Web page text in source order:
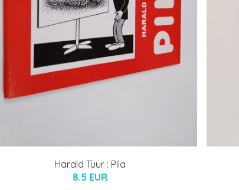
Harald Tüür : Pila
8.5 EUR